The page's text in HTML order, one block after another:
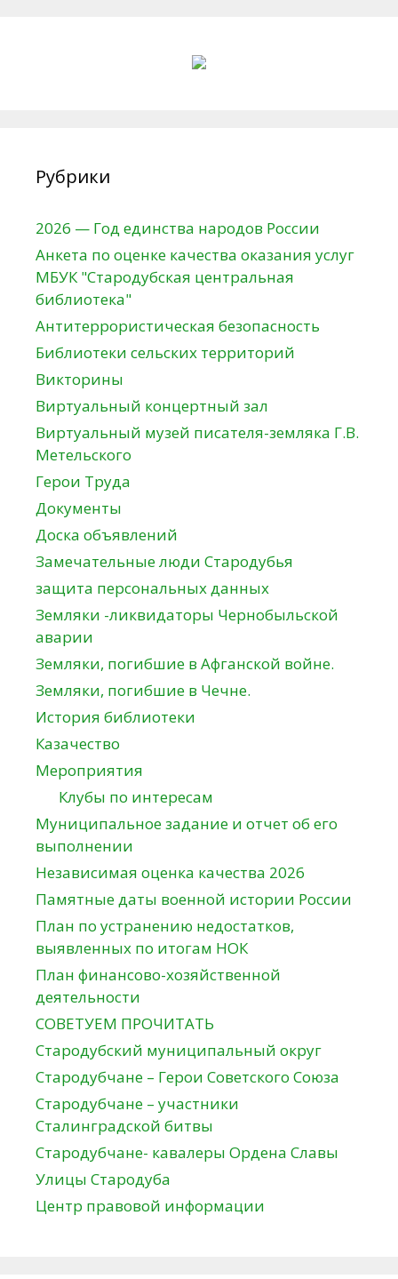
Рубрики
2026 — Год единства народов России
Анкета по оценке качества оказания услуг
МБУК "Стародубская центральная
библиотека"
Антитеррористическая безопасность
Библиотеки сельских территорий
Викторины
Виртуальный концертный зал
Виртуальный музей писателя-земляка Г.В.
Метельского
Герои Труда
Документы
Доска объявлений
Замечательные люди Стародубья
защита персональных данных
Земляки -ликвидаторы Чернобыльской
аварии
Земляки, погибшие в Афганской войне.
Земляки, погибшие в Чечне.
История библиотеки
Казачество
Мероприятия
Клубы по интересам
Муниципальное задание и отчет об его
выполнении
Независимая оценка качества 2026
Памятные даты военной истории России
План по устранению недостатков,
выявленных по итогам НОК
План финансово-хозяйственной
деятельности
СОВЕТУЕМ ПРОЧИТАТЬ
Стародубский муниципальный округ
Стародубчане – Герои Советского Союза
Стародубчане – участники
Сталинградской битвы
Стародубчане- кавалеры Ордена Славы
Улицы Стародуба
Центр правовой информации